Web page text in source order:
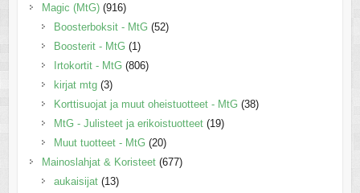
Magic (MtG) (916)
Boosterboksit - MtG (52)
Boosterit - MtG (1)
Irtokortit - MtG (806)
kirjat mtg (3)
Korttisuojat ja muut oheistuotteet - MtG (38)
MtG - Julisteet ja erikoistuotteet (19)
Muut tuotteet - MtG (20)
Mainoslahjat & Koristeet (677)
aukaisijat (13)